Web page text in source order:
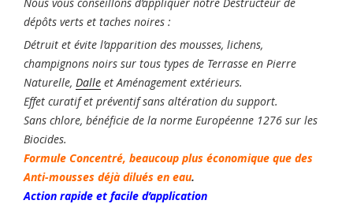
dépôts verts et taches noires :
Détruit et évite l’apparition des mousses, lichens,
champignons noirs sur tous types de Terrasse en Pierre
Naturelle, Dalle et Aménagement extérieurs.
Effet curatif et préventif sans altération du support.
Sans chlore, bénéficie de la norme Européenne 1276 sur les
Biocides.
Formule Concentré, beaucoup plus économique que des
Anti-mousses déjà dilués en eau.
Action rapide et facile d’application